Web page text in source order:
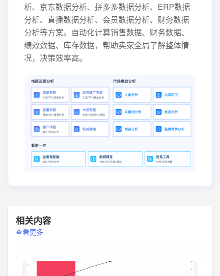
析、京东数据分析、拼多多数据分析、ERP数据
分析、直播数据分析、会员数据分析、财务数据
分析等方案。自动化计算销售数据、财务数据、
绩效数据、库存数据，帮助卖家全局了解整体情
况，决策效率高。
相关内容
查看更多